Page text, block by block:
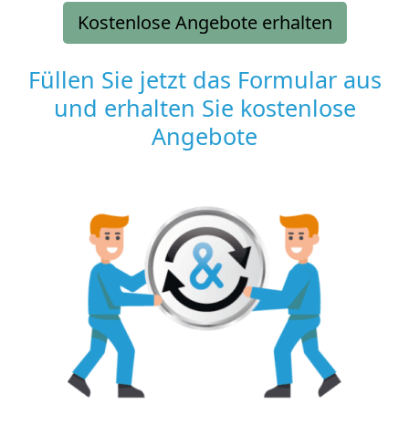
Kostenlose Angebote erhalten
Füllen Sie jetzt das Formular aus
und erhalten Sie kostenlose
Angebote